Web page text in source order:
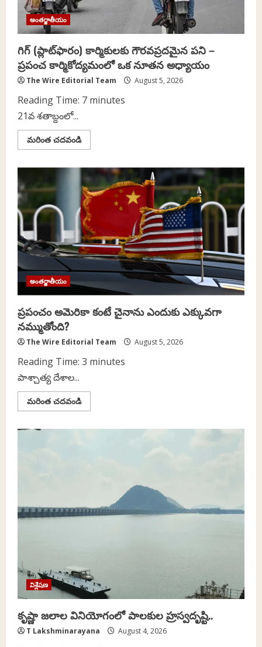
అంతర్జాతీయం
గిగ్ (ప్లాట్‌ఫారం) కార్మికులకు గౌరవప్రదమైన పని –
ప్రపంచ కార్మికోద్యమంలో ఒక నూతన అధ్యాయం
The Wire Editorial Team August 5, 2026
Reading Time: 7 minutes
21వ శతాబ్దంలో...
మరింత చదవండిRead
more
(ప్లాట్‌ఫారం)
కార్మికులకు
గౌరవప్రదమైన
పని
–
ప్రపంచ
కార్మికోద్యమంలో
ఒక
నూతన
అధ్యాయం
అంతర్జాతీయం
ప్రపంచం అమెరికా కంటే చైనాను ఎందుకు ఎక్కువగా
నమ్ముతోంది?
The Wire Editorial Team August 5, 2026
Reading Time: 3 minutes
పాశ్చాత్య దేశాల...
మరింత చదవండిRead
more
విశ్లేషణ
కృష్ణా జలాల వినియోగంలో పాలకుల హ్రస్వదృష్టి..
T Lakshminarayana August 4, 2026